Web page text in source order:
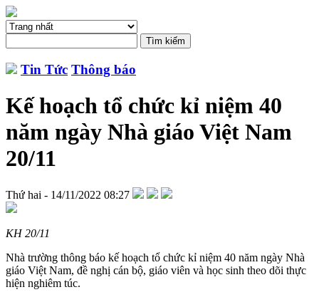
Tin Tức Thông báo
Kế hoạch tổ chức kỉ niệm 40
năm ngày Nhà giáo Việt Nam
20/11
Thứ hai - 14/11/2022 08:27
KH 20/11
Nhà trường thông báo kế hoạch tổ chức kỉ niệm 40 năm ngày Nhà
giáo Việt Nam, đề nghị cán bộ, giáo viên và học sinh theo dõi thực
hiện nghiêm túc.